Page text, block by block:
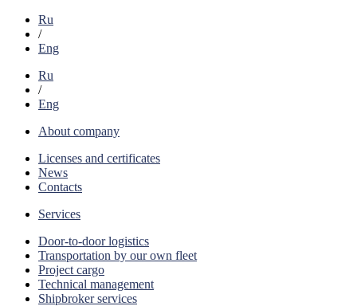
Ru
/
Eng
Ru
/
Eng
About company
Licenses and certificates
News
Contacts
Services
Door-to-door logistics
Transportation by our own fleet
Project cargo
Technical management
Shipbroker services